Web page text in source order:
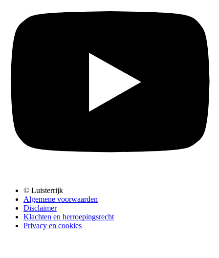
© Luisterrijk
Algemene voorwaarden
Disclaimer
Klachten en herroepingsrecht
Privacy en cookies